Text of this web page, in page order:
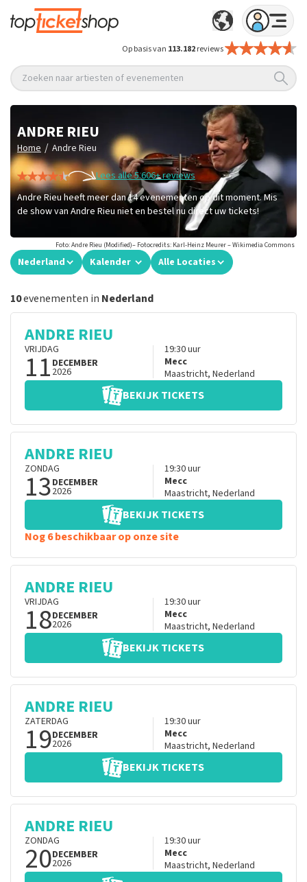
Op basis van 113.182reviews
Zoeken naar artiesten of evenementen
ANDRE RIEU
Home / Andre Rieu
Lees alle 5.606+ reviews
Andre Rieu heeft meer dan 14 evenementen op dit moment. Mis
de show van Andre Rieu niet en bestel nu direct uw tickets!
Foto: Andre Rieu (Modified)– Fotocredits: Karl-Heinz Meurer – Wikimedia Commons
Nederland Kalender Alle Locaties
10evenementen in Nederland
ANDRE RIEU
VRIJDAG
11 DECEMBER
2026
19:30uur
Mecc
Maastricht, Nederland
BEKIJK TICKETS
ANDRE RIEU
ZONDAG
13DECEMBER
2026
19:30uur
Mecc
Maastricht, Nederland
BEKIJK TICKETS
Nog 6 beschikbaar op onze site
ANDRE RIEU
VRIJDAG
18DECEMBER
2026
19:30uur
Mecc
Maastricht, Nederland
BEKIJK TICKETS
ANDRE RIEU
ZATERDAG
19DECEMBER
2026
19:30uur
Mecc
Maastricht, Nederland
BEKIJK TICKETS
ANDRE RIEU
ZONDAG
20DECEMBER
2026
19:30uur
Mecc
Maastricht, Nederland